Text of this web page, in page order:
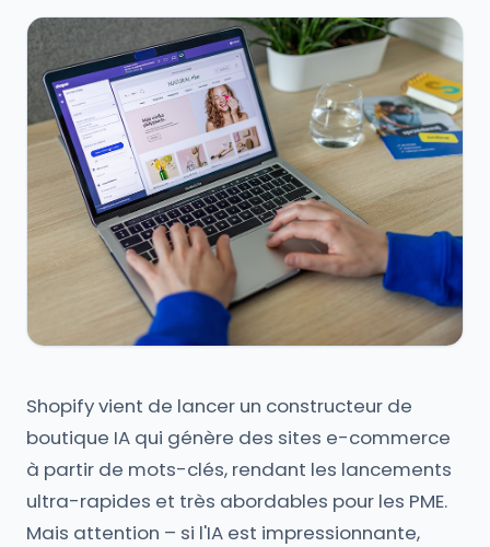
Shopify vient de lancer un constructeur de
boutique IA qui génère des sites e-commerce
à partir de mots-clés, rendant les lancements
ultra-rapides et très abordables pour les PME.
Mais attention – si l'IA est impressionnante,